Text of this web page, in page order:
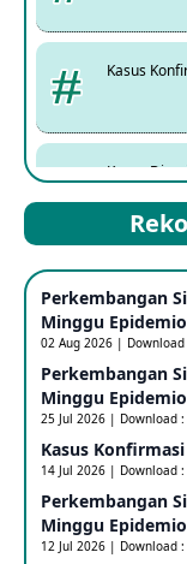
Kasus
Kasus
Mpox
Update
Penetapan
Uganda
Perkembangan
Minggu
02 Aug 2026 | Download
Perkembangan
Minggu
25 Jul 2026 | Download :
Kasus
14 Jul 2026 | Download
Perkembangan
Minggu
12 Jul 2026 | Download